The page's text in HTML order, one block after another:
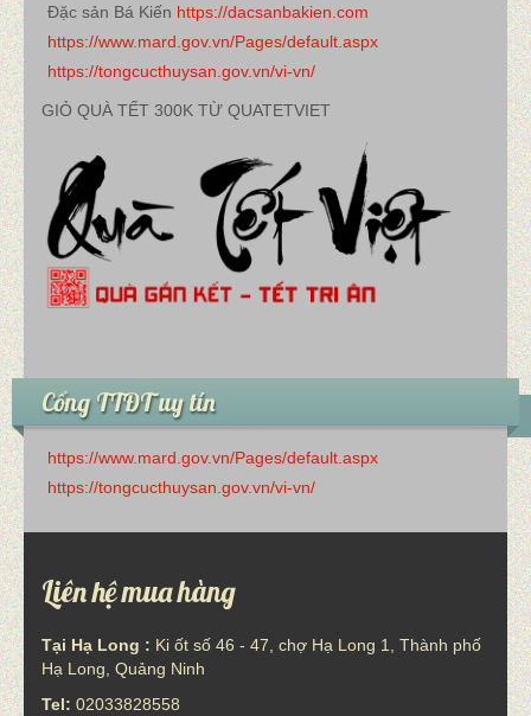
Đặc sản Bá Kiến https://dacsanbakien.com
https://www.mard.gov.vn/Pages/default.aspx
https://tongcucthuysan.gov.vn/vi-vn/
GIỎ QUÀ TẾT 300K TỪ QUATETVIET
Cổng TTĐT uy tín
https://www.mard.gov.vn/Pages/default.aspx
https://tongcucthuysan.gov.vn/vi-vn/
Liên hệ mua hàng
Tại Hạ Long : Ki ốt số 46 - 47, chợ Hạ Long 1, Thành phố
Hạ Long, Quảng Ninh
Tel: 02033828558